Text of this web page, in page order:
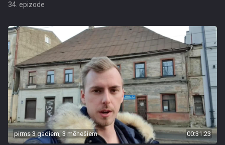
34. epizode
pirms 3 gadiem, 3 mēnešiem 00:31:23